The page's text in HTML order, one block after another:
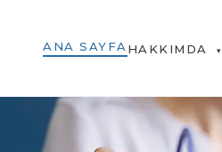
ANA SAYFA HAKKIMDA ▾